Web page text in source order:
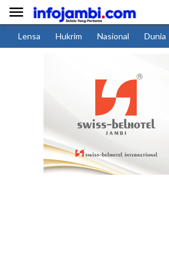

Lensa Hukrim Nasional Dunia